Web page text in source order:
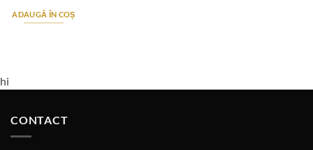
ADAUGĂ ÎN COȘ
hi
CONTACT